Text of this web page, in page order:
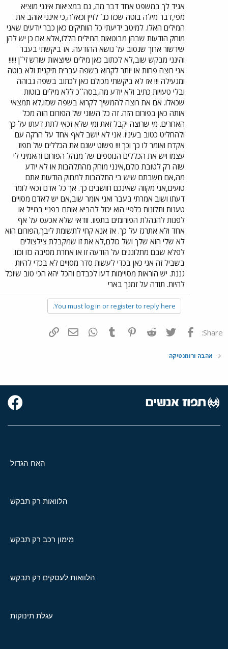
אגיד לך במשפט אחד דבר מה, גם במציאות אינני מוציא
מפי,דבר מילה בוטה שכזו כג` לזיין וכאלה,כי אינני אוהב את
המילים האלו. למיטב ידיעתי כל הוותיקים כאן כבר יודעים שאני
מוחק הודעות שבהן מבוטאות המילים הללו,אלא אם כן יש להן
שירשור ארוך שנסוב על נושא ההודעה. אז ביקשתי בעבר
והינני מבקש שוב,לא לכתוב כאן מילים שיוצאות שורש זי``ן !!!!!
אני רוצה פחות או יותר לקרוא בשפה עברית תיקנית ולא בוטה
ומגעילה !!! אז לא ביקשתי מכולם כאן לכתוב בשפה גבוהה
ובלי טעויות כתיב ולא יודע מה,בסה``כ ללא מילים בוטות
שכאלו. אם את רוצה להמשיך לקרוא בשפה שכזו,לא תמצאי
אותה כאן בפורום הזה. זה כל השוני של הפורום הזה מכל
האחרים. מי שרוצה יקבל זאת ומי שלא זכאי לתת דעתו על כך
ולהחליט כטוב בעיניו. אני לא יושב לאף אחד על הרקה עם
אקדח ואומר לו כך וכך !!! פשוט ישנם את הכללים של תפוז
עצמו ויש את הכללים הנוספים של מנהל הפורום והאמיני לי
שזה רק לטובת כולם,אינני מוחק מהתלהבות או לא יודע
מה,אם חשבתם שיש בי התלהבות למחוק הודעות אתם
טועים,אני מקווה שאינכם חושבים כך. אך כל אדם זכאי לומר
דעתו ושוב אמרתי בעבר ואני אומר שוב,אם יש לאדם מסויים
טענות ותלונות כלפיי הוא יכול להביא אותם בפניי במייל או
לפנות להנהלת הפורומים בתפוז. וודאי שלא אכעס על אף
אחד ולא אתרגז על כך. אז אנא קחי לתשומת ליבך,הפורום הוא
לא שלי הוא שלך ושל כולם,לא את זו שמקבלת צילצולים
לפלא שבם מתלוננים על הודעה זו או אחרת מסיבה כזו וכזו.
בשביל זה אני כאן בכדי לעשות סדר מסויים לא בכדי להיות
גננת. יש הוראות מסויימות דעו לכבדם והכל יהא הכי טוב שיוכל
להיות. תודה על זמנך בארי
You must log in or register to reply here.
Share: פייסבוק Twitter
Reddit
Pinterest
Tumblr
WhatsAppדואר אלקטרוני
אהבה ורומנטיקה
האח הגדול
הלוואות רק תבקש
מימון רכב רק תבקש
הלוואות לעסקים רק תבקש
עגלת תינוקות